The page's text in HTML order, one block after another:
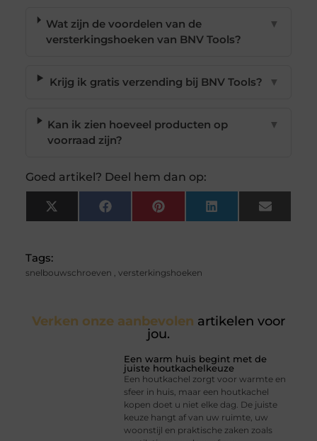
Wat zijn de voordelen van de
versterkingshoeken van BNV Tools?
▼
Krijg ik gratis verzending bij BNV Tools? ▼
Kan ik zien hoeveel producten op
voorraad zijn?
▼
Goed artikel? Deel hem dan op:
X
(Twitter)
FacebookPinterest LinkedIn Email
Tags:
snelbouwschroeven , versterkingshoeken
Verken onze aanbevolen artikelen voor
jou.
Een warm huis begint met de
juiste houtkachelkeuze
Een houtkachel zorgt voor warmte en
sfeer in huis, maar een houtkachel
kopen doet u niet elke dag. De juiste
keuze hangt af van uw ruimte, uw
woonstijl en praktische zaken zoals